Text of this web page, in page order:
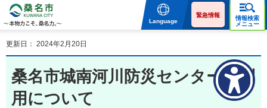
物力こそ、桑名力。
Language
緊急情報
情報検索
メニュー
更新日： 2024年2月20日
桑名市城南河川防災センターの利
用について